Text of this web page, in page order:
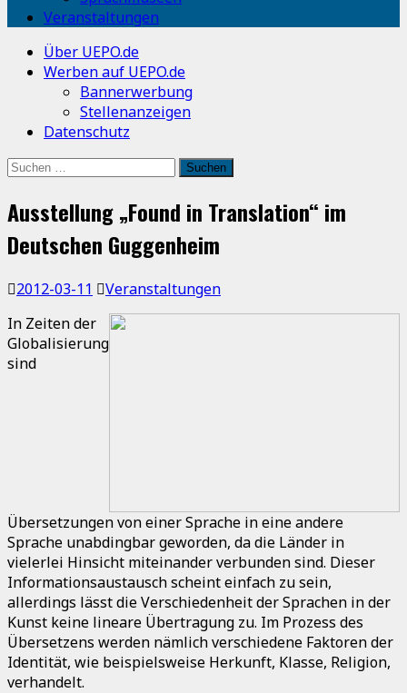
Veranstaltungen
Über UEPO.de
Werben auf UEPO.de
Bannerwerbung
Stellenanzeigen
Datenschutz
Suchen
Ausstellung „Found in Translation“ im
Deutschen Guggenheim
2012-03-11
Veranstaltungen
In Zeiten der
Globalisierung
sind
Übersetzungen von einer Sprache in eine andere
Sprache unabdingbar geworden, da die Länder in
vielerlei Hinsicht miteinander verbunden sind. Dieser
Informationsaustausch scheint einfach zu sein,
allerdings lässt die Verschiedenheit der Sprachen in der
Kunst keine lineare Übertragung zu. Im Prozess des
Übersetzens werden nämlich verschiedene Faktoren der
Identität, wie beispielsweise Herkunft, Klasse, Religion,
verhandelt.